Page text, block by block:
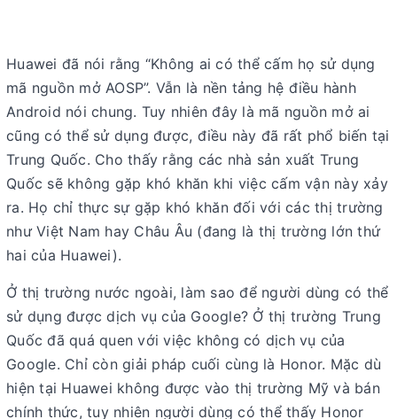
Huawei đã nói rằng “Không ai có thể cấm họ sử dụng
mã nguồn mở AOSP”. Vẫn là nền tảng hệ điều hành
Android nói chung. Tuy nhiên đây là mã nguồn mở ai
cũng có thể sử dụng được, điều này đã rất phổ biến tại
Trung Quốc. Cho thấy rằng các nhà sản xuất Trung
Quốc sẽ không gặp khó khăn khi việc cấm vận này xảy
ra. Họ chỉ thực sự gặp khó khăn đối với các thị trường
như Việt Nam hay Châu Âu (đang là thị trường lớn thứ
hai của Huawei).
Ở thị trường nước ngoài, làm sao để người dùng có thể
sử dụng được dịch vụ của Google? Ở thị trường Trung
Quốc đã quá quen với việc không có dịch vụ của
Google. Chỉ còn giải pháp cuối cùng là Honor. Mặc dù
hiện tại Huawei không được vào thị trường Mỹ và bán
chính thức, tuy nhiên người dùng có thể thấy Honor